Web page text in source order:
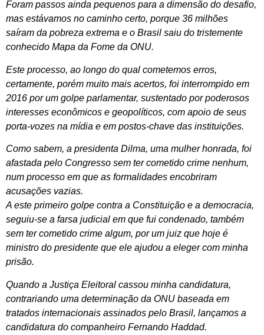
Foram passos ainda pequenos para a dimensão do desafio,
mas estávamos no caminho certo, porque 36 milhões
saíram da pobreza extrema e o Brasil saiu do tristemente
conhecido Mapa da Fome da ONU.
Este processo, ao longo do qual cometemos erros,
certamente, porém muito mais acertos, foi interrompido em
2016 por um golpe parlamentar, sustentado por poderosos
interesses econômicos e geopolíticos, com apoio de seus
porta-vozes na mídia e em postos-chave das instituições.
Como sabem, a presidenta Dilma, uma mulher honrada, foi
afastada pelo Congresso sem ter cometido crime nenhum,
num processo em que as formalidades encobriram
acusações vazias.
A este primeiro golpe contra a Constituição e a democracia,
seguiu-se a farsa judicial em que fui condenado, também
sem ter cometido crime algum, por um juiz que hoje é
ministro do presidente que ele ajudou a eleger com minha
prisão.
Quando a Justiça Eleitoral cassou minha candidatura,
contrariando uma determinação da ONU baseada em
tratados internacionais assinados pelo Brasil, lançamos a
candidatura do companheiro Fernando Haddad.